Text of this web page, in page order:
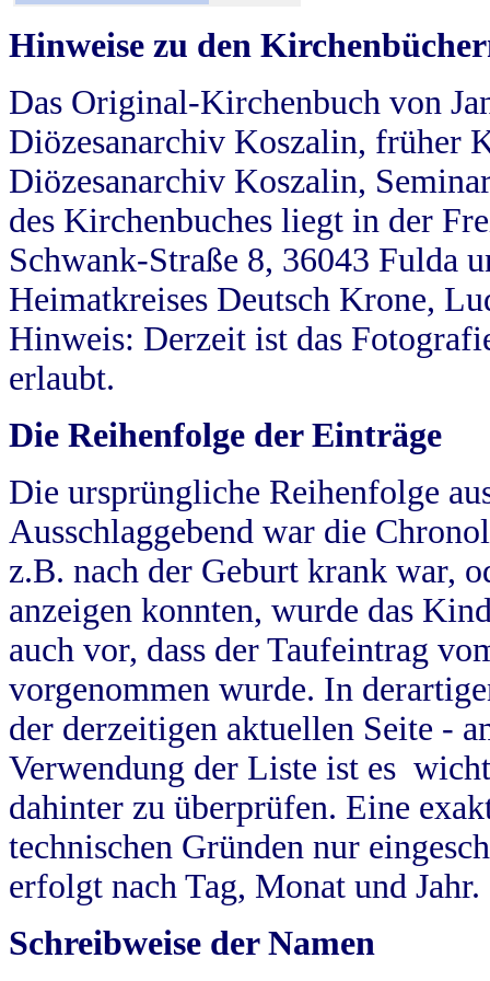
Hinweise zu den
Das Original-Kirchenbuch von
Diözesanarchiv Koszalin, früher
Diözesanarchiv Koszalin,
des Kirchenbuches liegt in der
Schwank-Straße 8, 36043 Fulda
Heimatkreises Deutsch Krone,
Hinweis: Derzeit ist das
erlaubt.
Die Reihenfolge der Einträge
Die ursprüngliche Reihenfolge
Ausschlaggebend war die
z.B. nach der Geburt krank war,
anzeigen konnten, wurde das
auch vor, dass der Taufeintrag
vorgenommen wurde. In
der derzeitigen aktuellen Seite -
Verwendung der Liste ist es
dahinter zu überprüfen. Eine
technischen Gründen nur
erfolgt nach Tag, Monat und Jahr.
Schreibweise der Namen